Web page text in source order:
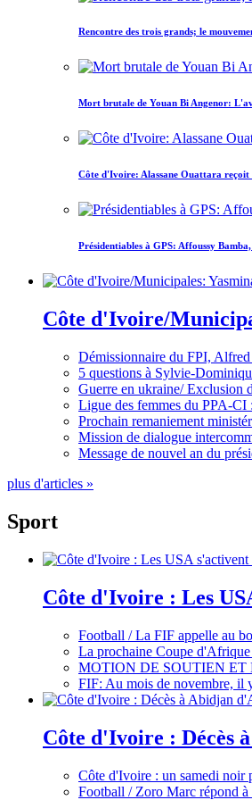
Rencontre des trois grands; le
Mort brutale de Youan Bi Angenor:
Côte d'Ivoire: Alassane Ouattara reçoit
Présidentiables à GPS: Affoussy
Côte d'Ivoire/
Démissionnaire du FPI,
5 questions à Sylvie-
Guerre en ukraine/ Exclusion
Ligue des femmes du PPA-CI
Prochain remaniement
Mission de dialogue
Message de nouvel an du
plus d'articles »
Sport
Côte d'Ivoire : Les
Football / La FIF appelle au
La prochaine Coupe
MOTION DE SOUTIEN
FIF: Au mois de novembre, il
Côte d'Ivoire : Décès
Côte d'Ivoire : un samedi noir
Football / Zoro Marc répond